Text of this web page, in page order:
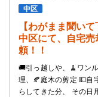
中区
【わがまま聞い
中区にて、自宅
頼！！
🚚引っ越しや、🧹ワン
理、🍂庭木の剪定 💵自
らしてきた分、 その日